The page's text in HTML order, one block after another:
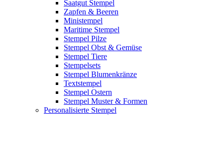
Saatgut Stempel
Zapfen & Beeren
Ministempel
Maritime Stempel
Stempel Pilze
Stempel Obst & Gemüse
Stempel Tiere
Stempelsets
Stempel Blumenkränze
Textstempel
Stempel Ostern
Stempel Muster & Formen
Personalisierte Stempel